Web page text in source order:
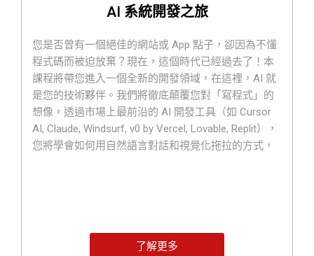
AI 系統開發之旅
您是否曾有一個絕佳的網站或 App 點子，卻因為不懂
程式碼而被迫放棄？現在，這個時代已經過去了！本
課程將帶您進入一個全新的開發領域，在這裡，AI 就
是您的技術夥伴。我們將徹底顛覆您對「寫程式」的
想像，透過市場上最前沿的 AI 開發工具（如 Cursor
AI, Claude, Windsurf, v0 by Vercel, Lovable, Replit），
您將學會如何用自然語言對話和視覺化拖拉的方式，
了解更多